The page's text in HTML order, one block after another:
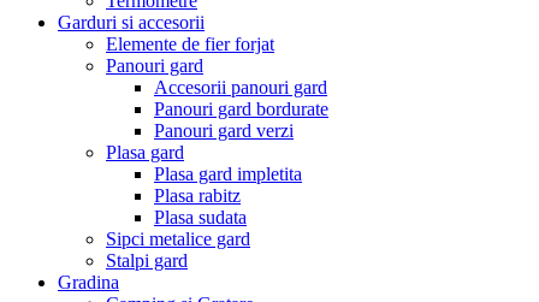
Garduri si accesorii
Elemente de fier forjat
Panouri gard
Accesorii panouri gard
Panouri gard bordurate
Panouri gard verzi
Plasa gard
Plasa gard impletita
Plasa rabitz
Plasa sudata
Sipci metalice gard
Stalpi gard
Gradina